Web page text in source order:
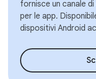
fornisce un canale
per le app.
dispositivi Android